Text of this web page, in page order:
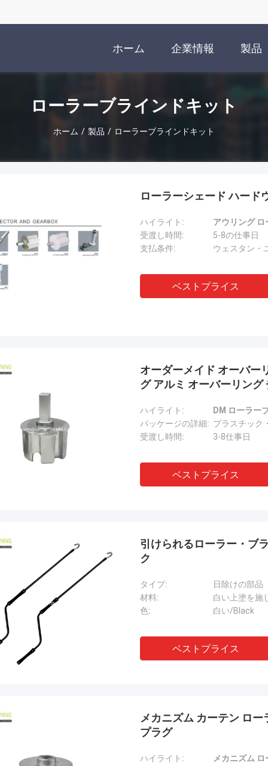
ホーム 企業情報 製品
ローラーブラインドキット
ホーム / 製品 / ローラーブラインドキット
ローラーシェード ハード
ハイライト: アウリング ロ
受渡し時間:
5-8の仕事日
支払条件:
ウェスタン・
ベストプライス
オーダーメイド オーバー
グ アルミ オーバーリング
ハイライト: DM ローラー
パッケージの詳細: プラスチック
受渡し時間:
3-8仕事日
ベストプライス
引けられるローラー・ブ
ク
タイプ:
日除けの部品
材料:
白い上塗を施
色:
白い/Black
ベストプライス
メカニズム カーテン ロ
プラグ
ハイライト: メカニズム